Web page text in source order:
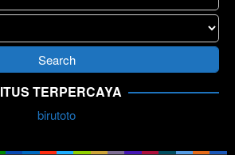
TERPERCAYA
birutoto